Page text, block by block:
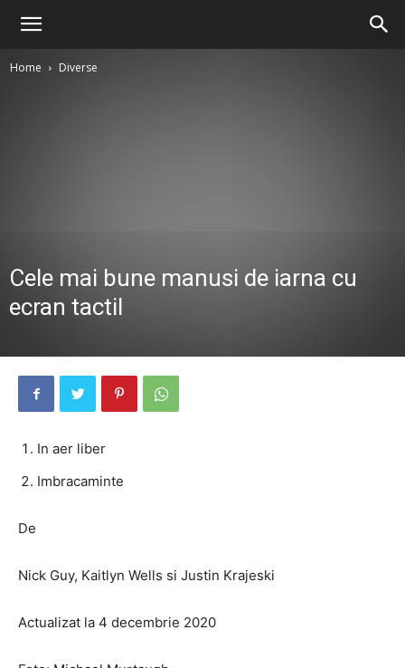
Home Diverse
Cele mai bune manusi de iarna cu
ecran tactil
In aer liber
Imbracaminte
De
Nick Guy, Kaitlyn Wells si Justin Krajeski
Actualizat la 4 decembrie 2020